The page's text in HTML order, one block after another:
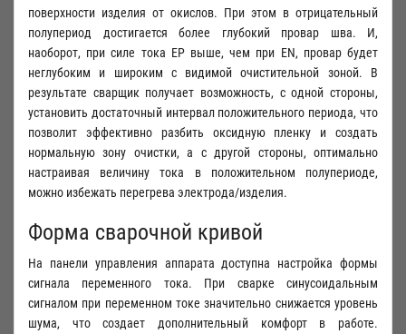
поверхности изделия от окислов. При этом в отрицательный
полупериод достигается более глубокий провар шва. И,
наоборот, при силе тока EP выше, чем при EN, провар будет
неглубоким и широким с видимой очистительной зоной. В
результате сварщик получает возможность, с одной стороны,
установить достаточный интервал положительного периода, что
позволит эффективно разбить оксидную пленку и создать
нормальную зону очистки, а с другой стороны, оптимально
настраивая величину тока в положительном полупериоде,
можно избежать перегрева электрода/изделия.
Форма сварочной кривой
На панели управления аппарата доступна настройка формы
сигнала переменного тока. При сварке синусоидальным
сигналом при переменном токе значительно снижается уровень
шума, что создает дополнительный комфорт в работе.